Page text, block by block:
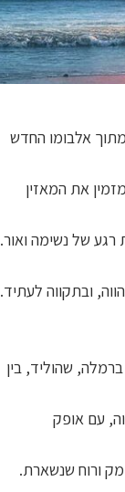
אלבומו החדש
את המאזין
רגע של נשימה ואור.
ובתקווה לעתיד.
שהוליד, בין
עם אופק
ורוח שנשארת.